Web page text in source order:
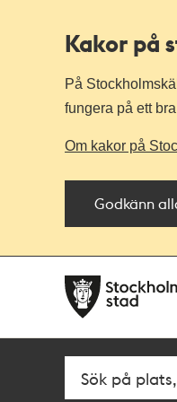
Kakor på
På
fungera på ett
Om kakor på
Godkänn
navigationen
huvudinnehållet
Fritextsök